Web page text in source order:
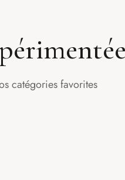
catégories favorites